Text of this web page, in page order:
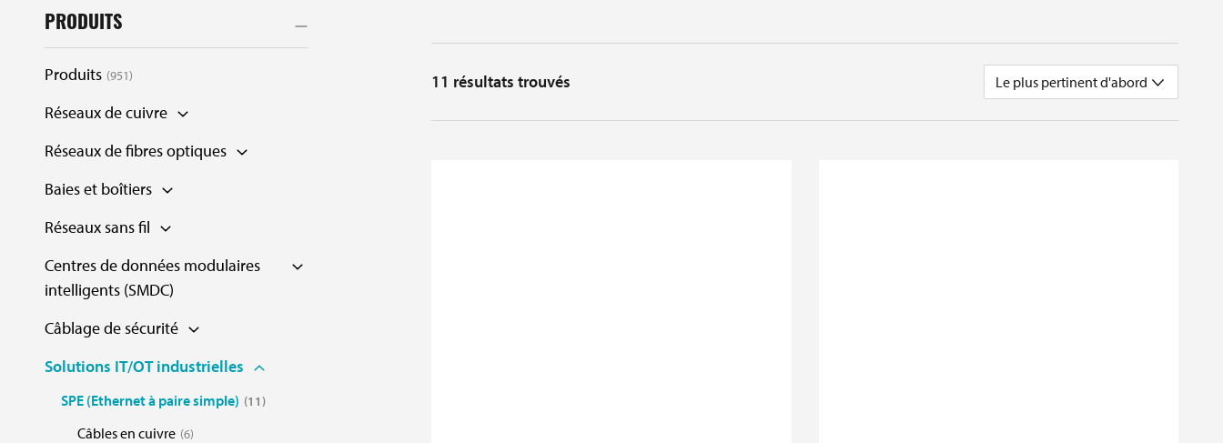
PRODUITS
Produits 951
Réseaux de cuivre
Réseaux de fibres optiques
Baies et boîtiers
Réseaux sans fil
Centres de données modulaires
intelligents (SMDC)
Câblage de sécurité
Solutions IT/OT industrielles
SPE (Ethernet à paire simple) 11
Câbles en cuivre 6
Le plus pertinent d'abord
11 résultats trouvés